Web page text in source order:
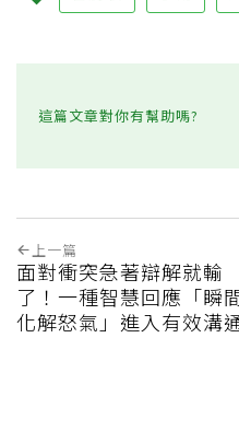
這篇文章對你有幫助嗎?
上一篇
面對衝突急著辯解就輸
了！一種智慧回應「瞬
化解怒氣」進入有效溝